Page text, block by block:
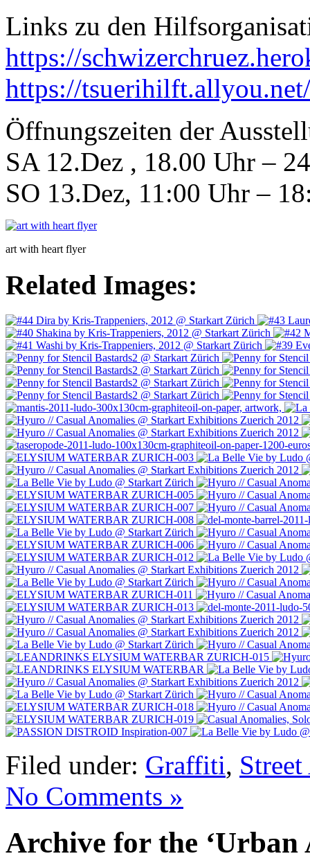
Links zu den
https://
https://
Öffnungszeiten der
SA 12.Dez , 18.00 Uhr –
SO 13.Dez, 11:00 Uhr –
art with heart flyer
Related Images:
Filed under: Graffiti,
No Comments »
Archive for the ‘Urban